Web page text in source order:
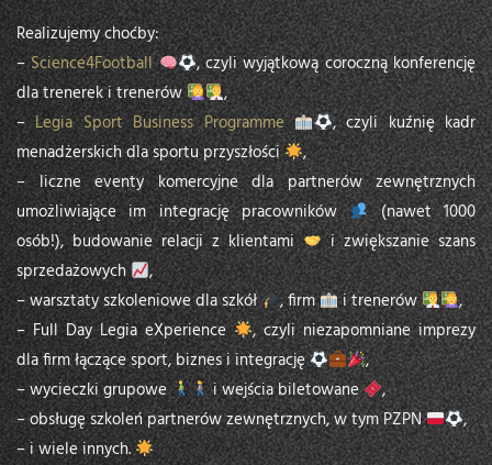
Realizujemy choćby:
–Science4Football
, czyli wyjątkową coroczną konferencję
dla trenerek i trenerów
,
–Legia Sport Business Programme
, czyli kuźnię kadr
menadżerskich dla sportu przyszłości
,
– liczne eventy komercyjne dla partnerów zewnętrznych
umożliwiające im integrację pracowników
(nawet 1000
osób!), budowanie relacji z klientami
i zwiększanie szans
sprzedażowych
,
– warsztaty szkoleniowe dla szkół
, firm i trenerów
,
– Full Day Legia eXperience
, czyli niezapomniane imprezy
dla firm łączące sport, biznes i integrację
,
– wycieczki grupowe
i wejścia biletowane
,
– obsługę szkoleń partnerów zewnętrznych, w tym PZPN
,
– i wiele innych.